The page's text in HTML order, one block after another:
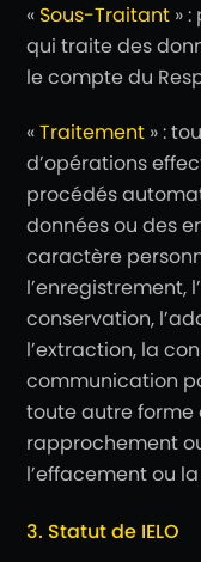
« Sous-Traitant »
qui traite des
le compte du
«Traitement » :
d’opérations
procédés
données ou des
caractère
l’enregistrement,
conservation,
l’extraction, la
communication
toute autre forme
rapprochement
l’effacement ou
3. Statut de IELO